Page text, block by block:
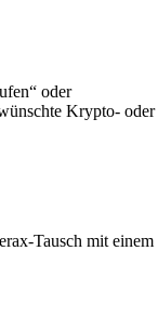
oder
Krypto- oder
Tausch mit einem